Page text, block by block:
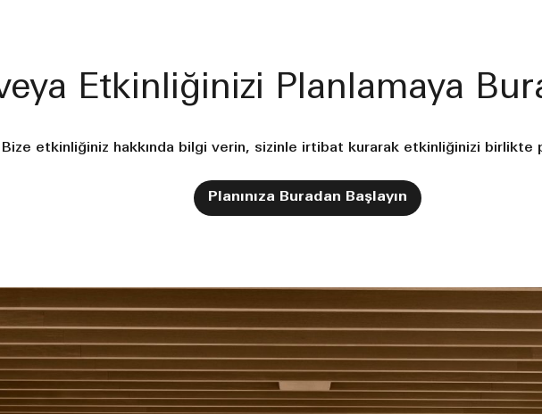
Etkinliğinizi Planlamaya
Bize etkinliğiniz hakkında bilgi verin, sizinle irtibat kurarak etkinliğinizi birlikte
Planınıza Buradan Başlayın